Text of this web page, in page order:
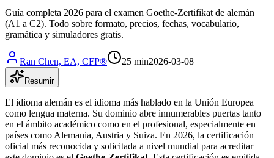
Guía completa 2026 para el examen Goethe-Zertifikat de alemán
(A1 a C2). Todo sobre formato, precios, fechas, vocabulario,
gramática y simuladores gratis.
Ran Chen, EA, CFP® 25 min2026-03-08
Resumir
El idioma alemán es el idioma más hablado en la Unión Europea
como lengua materna. Su dominio abre innumerables puertas tanto
en el ámbito académico como en el profesional, especialmente en
países como Alemania, Austria y Suiza. En 2026, la certificación
oficial más reconocida y solicitada a nivel mundial para acreditar